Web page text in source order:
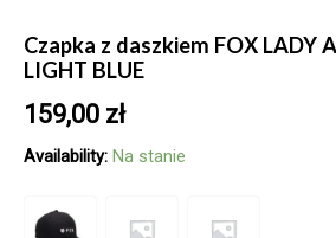
Czapka z daszkiem FOX LADY
LIGHT BLUE
159,00 zł
Availability: Na stanie